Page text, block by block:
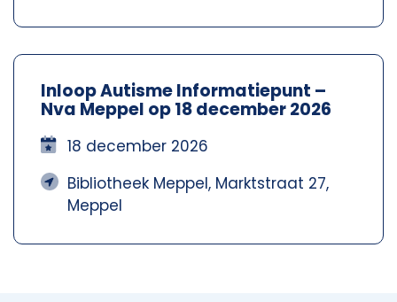
Inloop Autisme Informatiepunt –
Nva Meppel op 18 december 2026
18 december 2026
Bibliotheek Meppel, Marktstraat 27,
Meppel